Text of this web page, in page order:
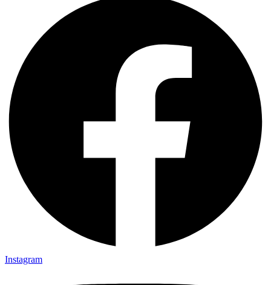
Instagram